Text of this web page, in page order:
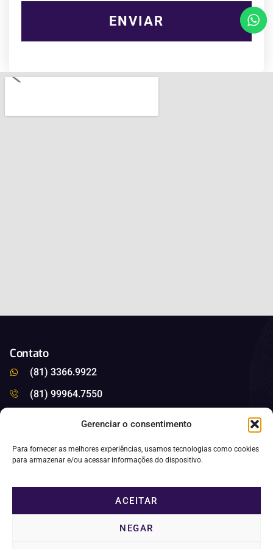
Gerenciar o consentimento
Para fornecer as melhores experiências, usamos tecnologias como cookies
para armazenar e/ou acessar informações do dispositivo.
ACEITAR
NEGAR
ENVIAR
Contato
(81) 3366.9922
(81) 99964.7550